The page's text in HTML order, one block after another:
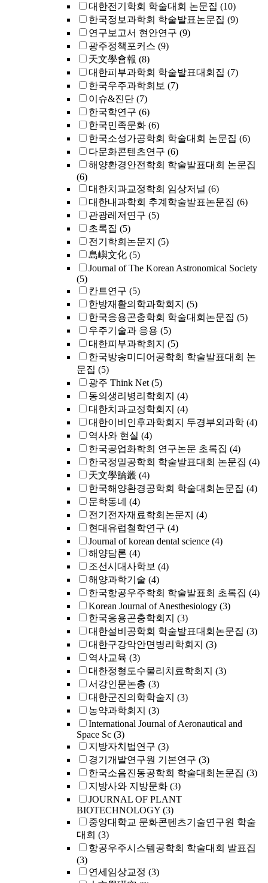
대한전기학회 학술대회 논문집 (10)
한국정보과학회 학술발표논문집 (9)
연구보고서 현안연구 (9)
광주정책포커스 (9)
天文學會報 (8)
대한피부과학회 학술발표대회집 (7)
한국우주과학회보 (7)
이슈&진단 (7)
한국학연구 (6)
한국민족문화 (6)
한국소성가공학회 학술대회 논문집 (6)
다문화콘텐츠연구 (6)
해양환경안전학회 학술발표대회 논문집
(6)
대한치과교정학회 임상저널 (6)
대한내과학회 추계학술발표논문집 (6)
관광레저연구 (5)
초록집 (5)
전기학회논문지 (5)
島嶼文化 (5)
Journal of The Korean Astronomical Society
(5)
칸트연구 (5)
한방재활의학과학회지 (5)
한국응용곤충학회 학술대회논문집 (5)
우주기술과 응용 (5)
대한피부과학회지 (5)
한국방송미디어공학회 학술발표대회 논
문집 (5)
광주 Think Net (5)
동의생리병리학회지 (4)
대한치과교정학회지 (4)
대한이비인후과학회지 두경부외과학 (4)
역사와 현실 (4)
한국공업화학회 연구논문 초록집 (4)
한국정밀공학회 학술발표대회 논문집 (4)
天文學論叢 (4)
한국해양환경공학회 학술대회논문집 (4)
문학동네 (4)
전기전자재료학회논문지 (4)
현대유럽철학연구 (4)
Journal of korean dental science (4)
해양담론 (4)
조선시대사학보 (4)
해양과학기술 (4)
한국항공우주학회 학술발표회 초록집 (4)
Korean Journal of Anesthesiology (3)
한국응용곤충학회지 (3)
대한설비공학회 학술발표대회논문집 (3)
대한구강악안면병리학회지 (3)
역사교육 (3)
대한정형도수물리치료학회지 (3)
서강인문논총 (3)
대한군진의학학술지 (3)
농약과학회지 (3)
International Journal of Aeronautical and
Space Sc (3)
지방자치법연구 (3)
경기개발연구원 기본연구 (3)
한국소음진동공학회 학술대회논문집 (3)
지방사와 지방문화 (3)
JOURNAL OF PLANT
BIOTECHNOLOGY (3)
중앙대학교 문화콘텐츠기술연구원 학술
대회 (3)
항공우주시스템공학회 학술대회 발표집
(3)
연세임상교정 (3)